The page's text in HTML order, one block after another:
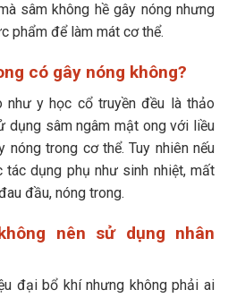
sâm không hề gây nóng nhưng
phẩm để làm mát cơ thể.
có gây nóng không?
y học cổ truyền đều là thảo
dụng sâm ngâm mật ong với liều
nóng trong cơ thể. Tuy nhiên nếu
tác dụng phụ như sinh nhiệt, mất
đầu, nóng trong.
nên sử dụng nhân
đại bổ khí nhưng không phải ai